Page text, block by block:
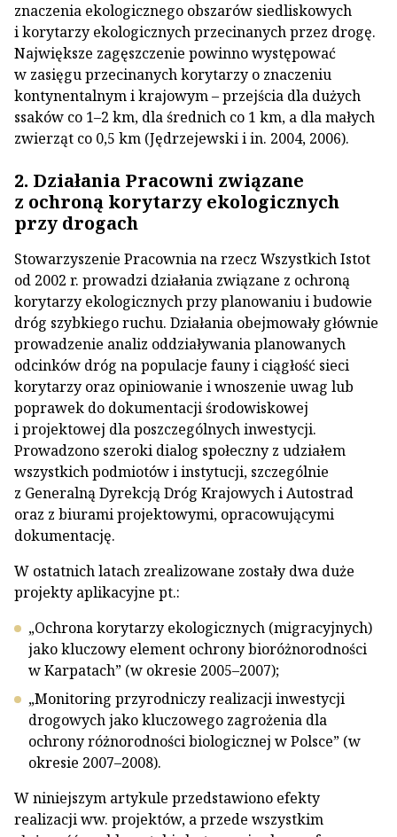
znaczenia ekologicznego obszarów siedliskowych
i korytarzy ekologicznych przecinanych przez drogę.
Największe zagęszczenie powinno występować
w zasięgu przecinanych korytarzy o znaczeniu
kontynentalnym i krajowym – przejścia dla dużych
ssaków co 1–2 km, dla średnich co 1 km, a dla małych
zwierząt co 0,5 km (Jędrzejewski i in. 2004, 2006).
2. Działania Pracowni związane
z ochroną korytarzy ekologicznych
przy drogach
Stowarzyszenie Pracownia na rzecz Wszystkich Istot
od 2002 r. prowadzi działania związane z ochroną
korytarzy ekologicznych przy planowaniu i budowie
dróg szybkiego ruchu. Działania obejmowały głównie
prowadzenie analiz oddziaływania planowanych
odcinków dróg na populacje fauny i ciągłość sieci
korytarzy oraz opiniowanie i wnoszenie uwag lub
poprawek do dokumentacji środowiskowej
i projektowej dla poszczególnych inwestycji.
Prowadzono szeroki dialog społeczny z udziałem
wszystkich podmiotów i instytucji, szczególnie
z Generalną Dyrekcją Dróg Krajowych i Autostrad
oraz z biurami projektowymi, opracowującymi
dokumentację.
W ostatnich latach zrealizowane zostały dwa duże
projekty aplikacyjne pt.:
„Ochrona korytarzy ekologicznych (migracyjnych)
jako kluczowy element ochrony bioróżnorodności
w Karpatach” (w okresie 2005–2007);
„Monitoring przyrodniczy realizacji inwestycji
drogowych jako kluczowego zagrożenia dla
ochrony różnorodności biologicznej w Polsce” (w
okresie 2007–2008).
W niniejszym artykule przedstawiono efekty
realizacji ww. projektów, a przede wszystkim